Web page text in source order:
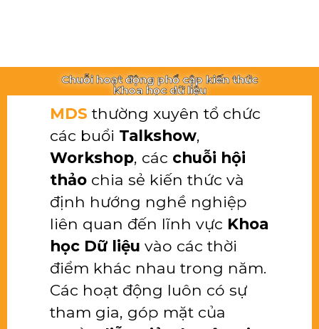
Chuỗi hoạt động phổ cập kiến thức
Khoa học dữ liệu
MDS thường xuyên tổ chức
các buổi Talkshow,
Workshop, các chuỗi hội
thảo chia sẻ kiến thức và
định hướng nghề nghiệp
liên quan đến lĩnh vực Khoa
học Dữ liệu vào các thời
điểm khác nhau trong năm.
Các hoạt động luôn có sự
tham gia, góp mặt của